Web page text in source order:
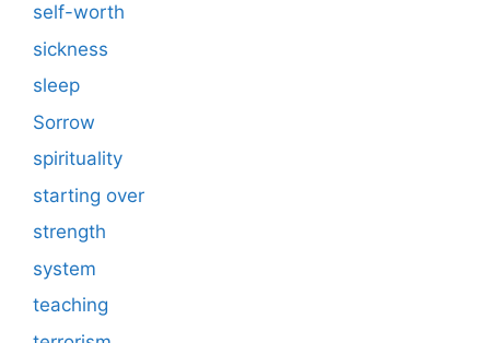
self-worth
sickness
sleep
Sorrow
spirituality
starting over
strength
system
teaching